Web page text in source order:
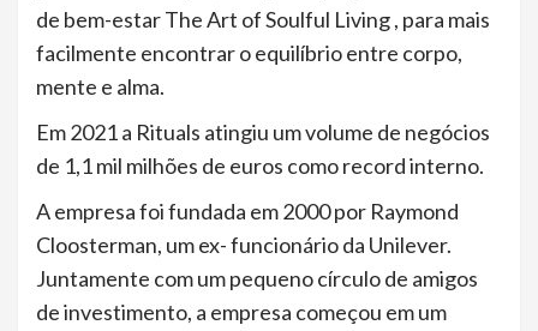
de bem-estar The Art of Soulful Living , para mais
facilmente encontrar o equilíbrio entre corpo,
mente e alma.
Em 2021 a Rituals atingiu um volume de negócios
de 1,1 mil milhões de euros como record interno.
A empresa foi fundada em 2000 por Raymond
Cloosterman, um ex- funcionário da Unilever.
Juntamente com um pequeno círculo de amigos
de investimento, a empresa começou em um